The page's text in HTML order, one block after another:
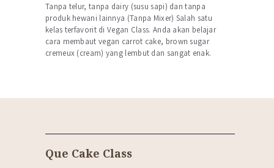
Tanpa telur, tanpa dairy (susu sapi) dan tanpa
produk hewani lainnya (Tanpa Mixer) Salah satu
kelas terfavorit di Vegan Class. Anda akan belajar
cara membaut vegan carrot cake, brown sugar
cremeux (cream) yang lembut dan sangat enak.
Que Cake Class